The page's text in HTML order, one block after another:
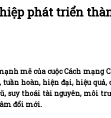
phát triển
mẽ của cuộc Cách mạng
hoàn, hiện đại, hiệu quả,
suy thoái tài nguyên, môi
đổi mới.